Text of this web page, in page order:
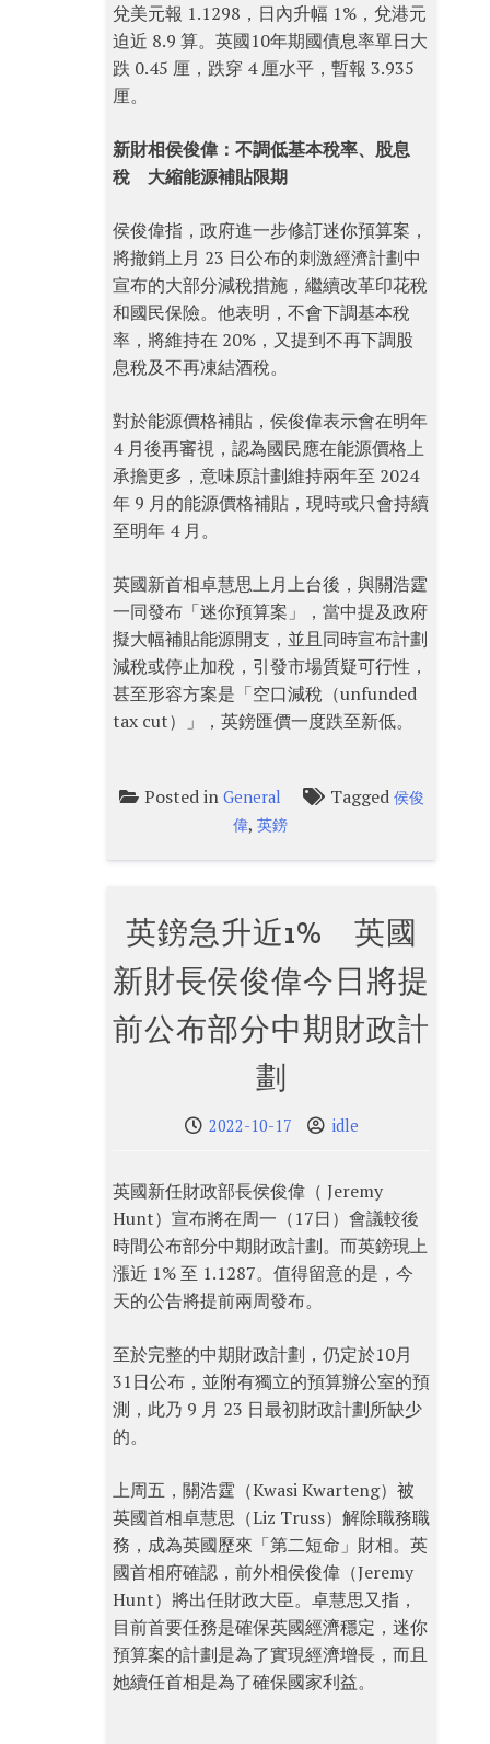
兌美元報 1.1298，日內升幅 1%，兌港元
迫近 8.9 算。英國10年期國債息率單日大
跌 0.45 厘，跌穿 4 厘水平，暫報 3.935
厘。
新財相侯俊偉：不調低基本稅率、股息
稅 大縮能源補貼限期
侯俊偉指，政府進一步修訂迷你預算案，
將撤銷上月 23 日公布的刺激經濟計劃中
宣布的大部分減稅措施，繼續改革印花稅
和國民保險。他表明，不會下調基本稅
率，將維持在 20%，又提到不再下調股
息稅及不再凍結酒稅。
對於能源價格補貼，侯俊偉表示會在明年
4 月後再審視，認為國民應在能源價格上
承擔更多，意味原計劃維持兩年至 2024
年 9 月的能源價格補貼，現時或只會持續
至明年 4 月。
英國新首相卓慧思上月上台後，與關浩霆
一同發布「迷你預算案」，當中提及政府
擬大幅補貼能源開支，並且同時宣布計劃
減稅或停止加稅，引發市場質疑可行性，
甚至形容方案是「空口減稅（unfunded
tax cut）」，英鎊匯價一度跌至新低。
Posted in General Tagged 侯俊
偉,英鎊
英鎊急升近1% 英國
新財長侯俊偉今日將提
前公布部分中期財政計
劃
2022-10-17 idle
英國新任財政部長侯俊偉（ Jeremy
Hunt）宣布將在周一（17日）會議較後
時間公布部分中期財政計劃。而英鎊現上
漲近 1% 至 1.1287。值得留意的是，今
天的公告將提前兩周發布。
至於完整的中期財政計劃，仍定於10月
31日公布，並附有獨立的預算辦公室的預
測，此乃 9 月 23 日最初財政計劃所缺少
的。
上周五，關浩霆（Kwasi Kwarteng）被
英國首相卓慧思（Liz Truss）解除職務職
務，成為英國歷來「第二短命」財相。英
國首相府確認，前外相侯俊偉（Jeremy
Hunt）將出任財政大臣。卓慧思又指，
目前首要任務是確保英國經濟穩定，迷你
預算案的計劃是為了實現經濟增長，而且
她續任首相是為了確保國家利益。